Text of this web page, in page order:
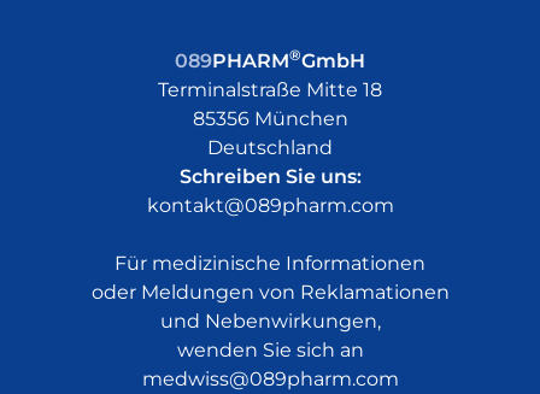
089PHARM®GmbH
Terminalstraße Mitte 18
85356 München
Deutschland
Schreiben Sie uns:
kontakt@089pharm.com
Für medizinische Informationen
oder Meldungen von Reklamationen
und Nebenwirkungen,
wenden Sie sich an
medwiss@089pharm.com